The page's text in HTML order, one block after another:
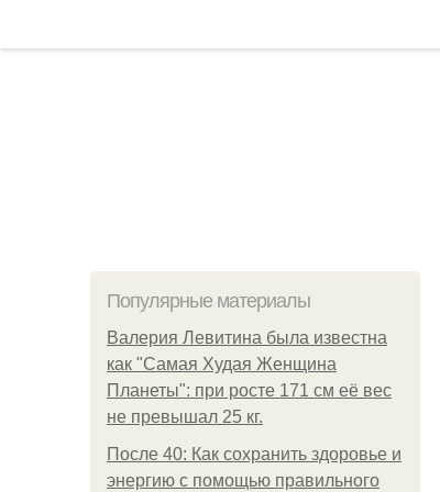
Популярные материалы
Валерия Левитина была известна
как "Самая Худая Женщина
Планеты": при росте 171 см её вес
не превышал 25 кг.
После 40: Как сохранить здоровье и
энергию с помощью правильного